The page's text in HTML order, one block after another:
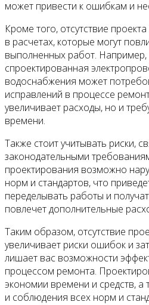
может привести к ошибкам и
Кроме того, отсутствие
в расчетах, которые могут
выполненных работ.
спроектированная
водоснабжения может
исправлений в процессе
увеличивает расходы, но и
времени.
Также стоит учитывать риски,
законодательными
проектирования возможно
норм и стандартов, что
переделывать работы и
повлечет дополнительные
Таким образом, отсутствие
увеличивает риски ошибок и
лишает вас возможности
процессом ремонта.
экономии времени и средств, а
и соблюдения всех норм и